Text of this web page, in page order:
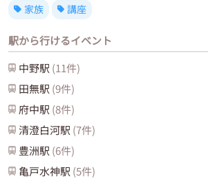
家族
講座
駅から行けるイベント
中野駅 (11件)
田無駅 (9件)
府中駅 (8件)
清澄白河駅 (7件)
豊洲駅 (6件)
亀戸水神駅 (5件)